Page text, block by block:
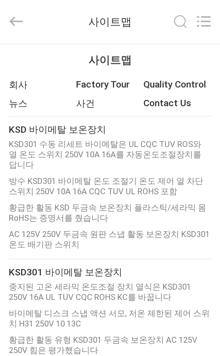
제
품
소
개
VR
쇼
회
사
소
개
공
장
2026
Hao
Reserved.
사이트맵
사이트맵
회사 Factory Tour
Quality Control
뉴스
사건 Contact Us
KSD 바이메탈 보온장치
KSD301 수동 리세트 바이메탈은 UL CQC TUV ROS와
열 온도 스위치 250V 10A 16A를 자동온도조절장치를
답니다
방수 KSD301 바이메탈 온도 조절기 온도 제어 열 차단
스위치 250V 10A 16A CQC TUV UL ROHS 포함
황급한 활동 KSD 두금속 보온장치 플라스틱/세라믹 몸
RoHS는 증명서를 줬습니다
AC 125V 250V 두금속 원판 스냅 활동 보온장치 KSD301
온도 배기판 스위치
KSD301 바이메탈 보온장치
중지된 고온 세라믹 온도조절 장치 열식은 KSD301
250V 16A UL TUV CQC ROHS KC를 바꿉니다
바이메탈 디스크 스냅 액션 서모, 저온 제한된 제어 스위
치 H31 250V 10 13C
황급한 활동 유형 KSD301 두금속 보온장치 AC 125V
250V 힘은 평가했습니다